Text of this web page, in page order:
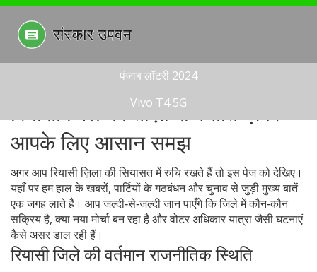
पंजाब लॉटरी 2024
Vivo T4 5G
रियासी जिले की ताज़ा राजनीति ख़बरें –
आपके लिए आसान समझ
अगर आप रियासी ज़िला की सियासत में रुचि रखते हैं तो इस पेज को देखिए।
यहाँ पर हम हाल के खबरों, पार्टियों के गठबंधन और चुनाव से जुड़ी मुख्य बातें
एक जगह लाते हैं। आप जल्दी‑से‑जल्दी जान पाएँगे कि जिले में कौन‑कौन
सक्रिय है, क्या नया मोर्चा बन रहा है और वोटर अधिकार यात्रा जैसी घटनाएं
कैसे असर डाल रही हैं।
रियासी जिले की वर्तमान राजनीतिक स्थिति